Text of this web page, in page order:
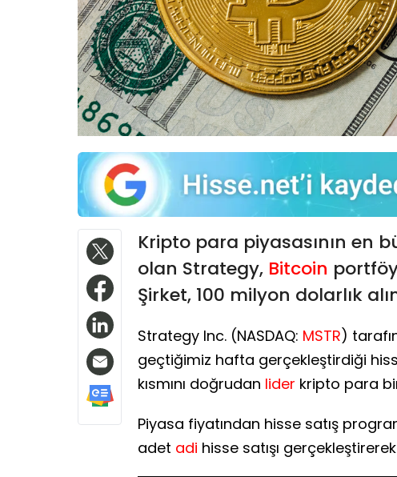
Kripto para piyasasının en
olan Strategy, Bitcoin
Şirket, 100 milyon dolarlık
Strategy Inc. (NASDAQ: MSTR)
geçtiğimiz hafta gerçekleştirdiği
kısmını doğrudan lider kripto para
Piyasa fiyatından hisse satış
adet adi hisse satışı